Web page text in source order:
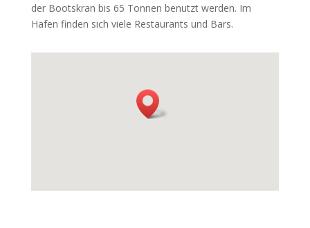
der Bootskran bis 65 Tonnen benutzt werden. Im
Hafen finden sich viele Restaurants und Bars.